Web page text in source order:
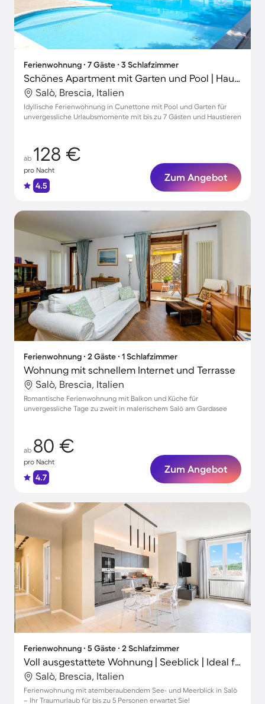
Ferienwohnung ∙ 7 Gäste ∙ 3 Schlafzimmer
Schönes Apartment mit Garten und Pool | Haustiere erlaubt
Salò, Brescia, Italien
Idyllische Ferienwohnung in Cunettone mit Pool und Garten für
unvergessliche Urlaubsmomente mit bis zu 7 Gästen und Haustieren
ab 128 €
pro Nacht
4.5
Zum Angebot
Ferienwohnung ∙ 2 Gäste ∙ 1 Schlafzimmer
Wohnung mit schnellem Internet und Terrasse
Salò, Brescia, Italien
Romantische Ferienwohnung mit Balkon und Küche für
unvergessliche Tage zu zweit in malerischem Salò am Gardasee
ab 80 €
pro Nacht
4.7
Zum Angebot
Ferienwohnung ∙ 5 Gäste ∙ 2 Schlafzimmer
Voll ausgestattete Wohnung | Seeblick | Ideal für Homeoffice
Salò, Brescia, Italien
Ferienwohnung mit atemberaubendem See- und Meerblick in Salò
– Ihr Traumurlaub für bis zu 5 Personen erwartet Sie!